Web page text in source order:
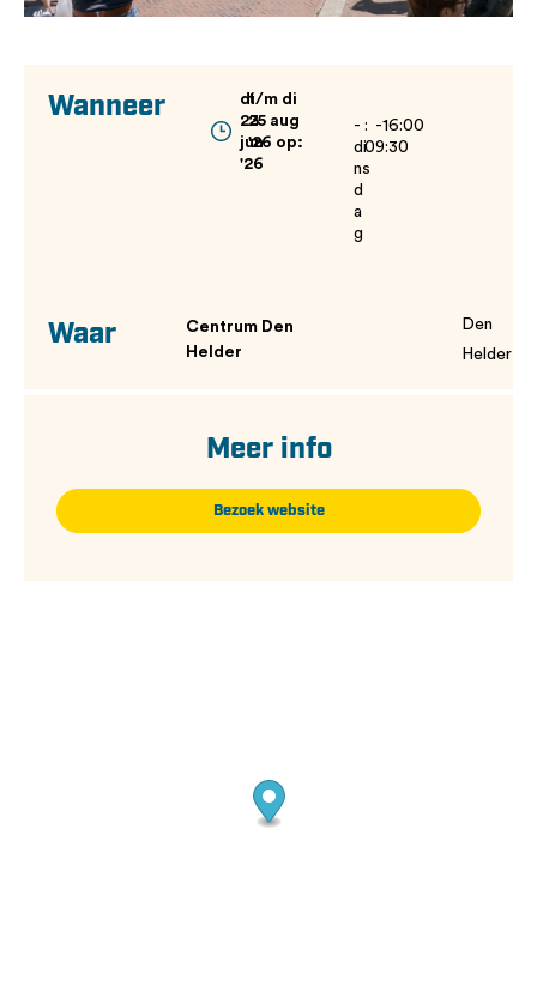
Wanneer
di
23
jun
'26
t/m di
25 aug
'26 op:
-
di
ns
d
a
g
:
09:30
-16:00
Waar
Centrum Den
Helder
Den
Helder
Meer info
Bezoek website